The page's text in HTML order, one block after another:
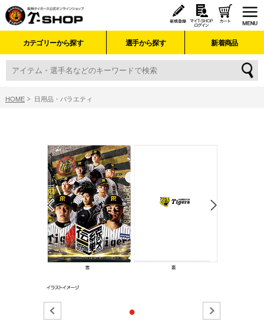
カテゴリーから探す 選手から探す 新着商品
HOME 日用品・バラエティ
●